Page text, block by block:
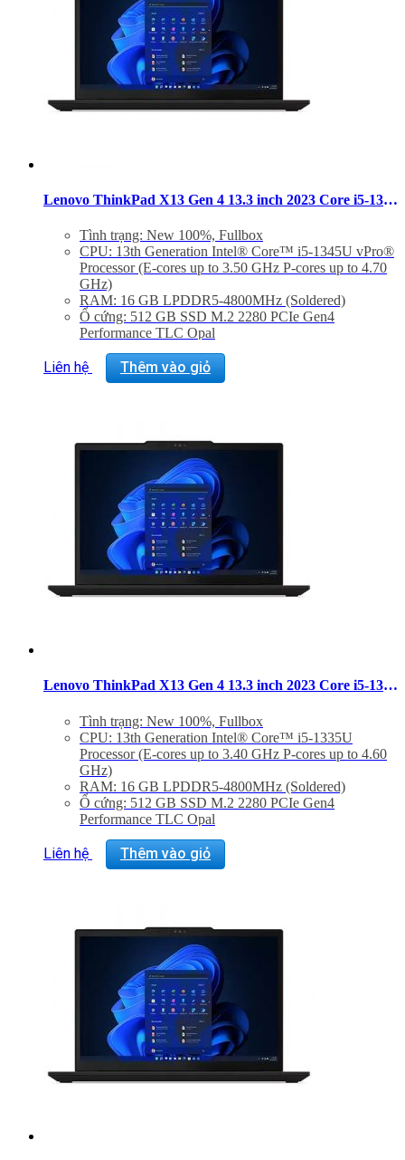
Lenovo ThinkPad X13 Gen 4 13.3 inch 2023 Core i5-1345U RAM 16GB SSD 512GB Non-Touch Windows 11 Pro
Tình trạng: New 100%, Fullbox
CPU: 13th Generation Intel® Core™ i5-1345U vPro®
Processor (E-cores up to 3.50 GHz P-cores up to 4.70
GHz)
RAM: 16 GB LPDDR5-4800MHz (Soldered)
Ổ cứng: 512 GB SSD M.2 2280 PCIe Gen4
Performance TLC Opal
Glare, Non-Touch, 100%sRGB, 300 nits, 60Hz, LED
Backlight
Liên hệ Thêm vào giỏ
Lenovo ThinkPad X13 Gen 4 13.3 inch 2023 Core i5-1335U RAM 16GB SSD 512GB Non-Touch Windows 11 Pro
Tình trạng: New 100%, Fullbox
CPU: 13th Generation Intel® Core™ i5-1335U
Processor (E-cores up to 3.40 GHz P-cores up to 4.60
GHz)
RAM: 16 GB LPDDR5-4800MHz (Soldered)
Ổ cứng: 512 GB SSD M.2 2280 PCIe Gen4
Performance TLC Opal
Glare, Non-Touch, 100%sRGB, 300 nits, 60Hz, LED
Backlight
Liên hệ Thêm vào giỏ